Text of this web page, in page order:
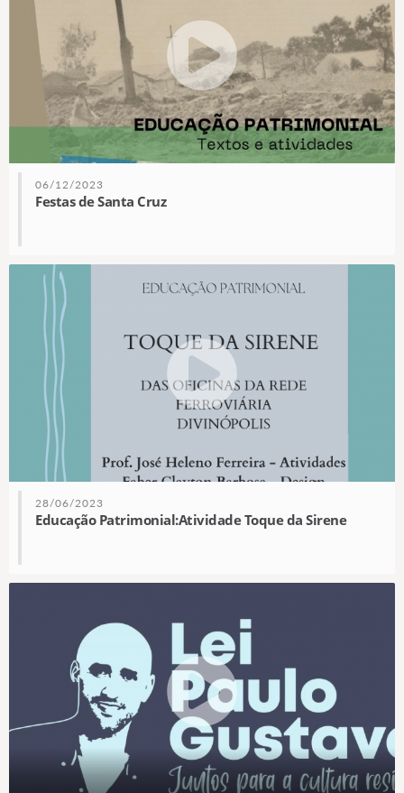
06/12/2023
Festas de Santa Cruz
28/06/2023
Educação Patrimonial:Atividade Toque da Sirene